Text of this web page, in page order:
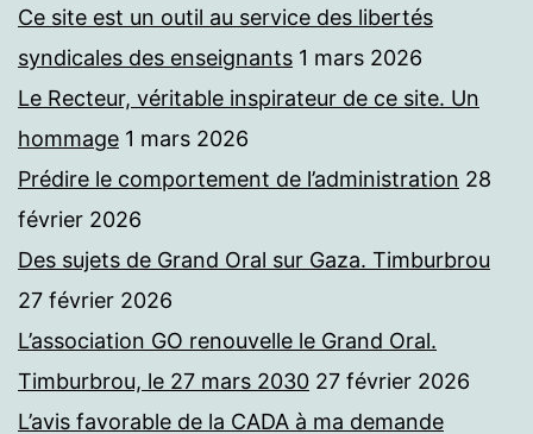
Ce site est un outil au service des libertés
syndicales des enseignants 1 mars 2026
Le Recteur, véritable inspirateur de ce site. Un
hommage 1 mars 2026
Prédire le comportement de l’administration 28
février 2026
Des sujets de Grand Oral sur Gaza. Timburbrou
27 février 2026
L’association GO renouvelle le Grand Oral.
Timburbrou, le 27 mars 2030 27 février 2026
L’avis favorable de la CADA à ma demande